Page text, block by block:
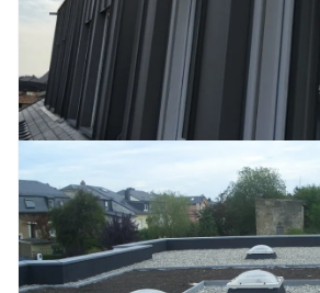
nos clients des prestations globales en
corps des métiers du bâtiment et de la
par des intermédiaires onéreux, et en
un seul interlocuteur central, qualifié et à
moment.
Alliance des Artisans est le fruit d’une
Guy Rollinger, ce dernier était le
Rollinger leader dans le domaine du
Notre savoir-faire au service de votre